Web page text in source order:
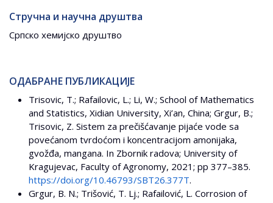
Стручна и научна друштва
Српско хемијско друштво
ОДАБРАНЕ ПУБЛИКАЦИЈЕ
Trisovic, T.; Rafailovic, L.; Li, W.; School of Mathematics
and Statistics, Xidian University, Xi’an, China; Grgur, B.;
Trisovic, Z. Sistem za prečišćavanje pijaće vode sa
povećanom tvrdoćom i koncentracijom amonijaka,
gvožđa, mangana. In Zbornik radova; University of
Kragujevac, Faculty of Agronomy, 2021; pp 377–385.
https://doi.org/10.46793/SBT26.377T.
Grgur, B. N.; Trišović, T. Lj.; Rafailović, L. Corrosion of